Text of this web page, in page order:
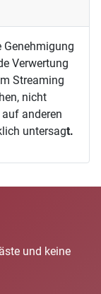
Genehmigung
Verwertung
Streaming
nicht
anderen
untersagt.
und keine